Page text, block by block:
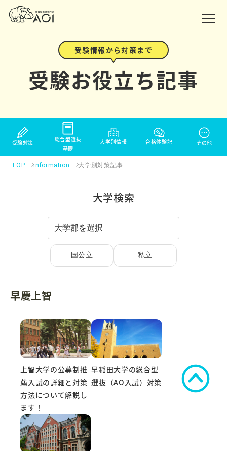
受験情報から対策まで
受験お役立ち記事
受験対策
総合型選抜
基礎
大学別情報 合格体験記 その他
TOP information 大学別対策記事
大学検索
国公立 私立
早慶上智
上智大学の公募制推
薦入試の詳細と対策
方法について解説し
ます！
早稲田大学の総合型
選抜（AO入試）対策